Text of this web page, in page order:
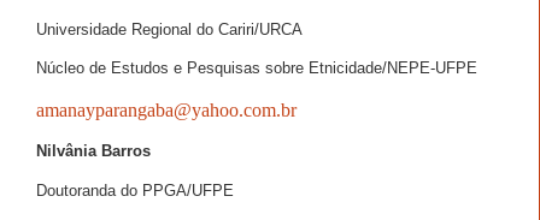
Universidade Regional do Cariri/URCA
Núcleo de Estudos e Pesquisas sobre Etnicidade/NEPE-UFPE
amanayparangaba@yahoo.com.br
Nilvânia Barros
Doutoranda do PPGA/UFPE